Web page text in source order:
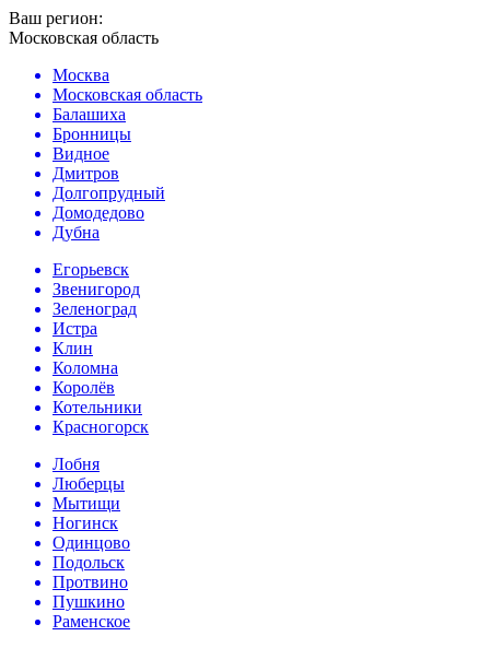
Ваш регион:
Московская область
Москва
Московская область
Балашиха
Бронницы
Видное
Дмитров
Долгопрудный
Домодедово
Дубна
Егорьевск
Звенигород
Зеленоград
Истра
Клин
Коломна
Королёв
Котельники
Красногорск
Лобня
Люберцы
Мытищи
Ногинск
Одинцово
Подольск
Протвино
Пушкино
Раменское